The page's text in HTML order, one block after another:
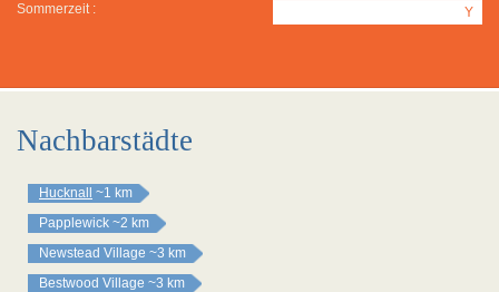
Sommerzeit : Y
Nachbarstädte
Hucknall
~1 km
Papplewick ~2 km
Newstead Village ~3 km
Bestwood Village ~3 km